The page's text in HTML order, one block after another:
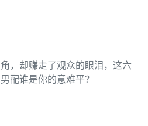
，却赚走了观众的眼泪，这六
配谁是你的意难平？